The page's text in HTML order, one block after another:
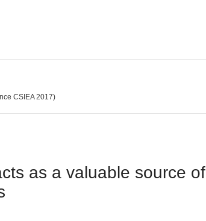
CSIEA 2017)
as a valuable source of